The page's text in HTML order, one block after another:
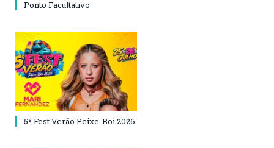
Ponto Facultativo
5ª Fest Verão Peixe-Boi 2026